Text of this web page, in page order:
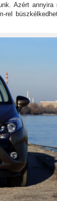
Azért
rel